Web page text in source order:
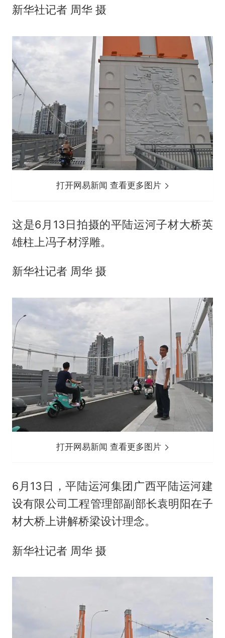
新华社记者 周华 摄
打开网易新闻 查看更多图片
这是6月13日拍摄的平陆运河子材大桥英
雄柱上冯子材浮雕。
新华社记者 周华 摄
打开网易新闻 查看更多图片
6月13日，平陆运河集团广西平陆运河建
设有限公司工程管理部副部长袁明阳在子
材大桥上讲解桥梁设计理念。
新华社记者 周华 摄